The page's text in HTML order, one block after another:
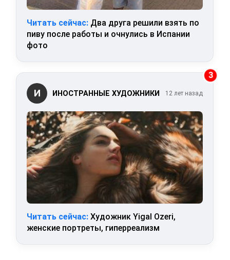
Читать сейчас: Два друга решили взять по
пиву после работы и очнулись в Испании
фото
3
И ИНОСТРАННЫЕ ХУДОЖНИКИ 12 лет назад
Читать сейчас: Художник Yigal Ozeri,
женские портреты, гиперреализм